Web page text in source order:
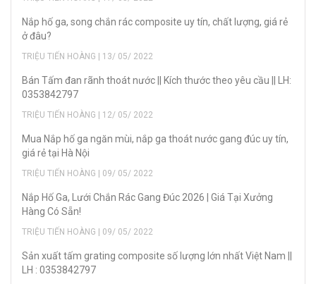
Nắp hố ga, song chắn rác composite uy tín, chất lượng, giá rẻ
ở đâu?
TRIỆU TIẾN HOÀNG | 13/ 05/ 2022
Bán Tấm đan rãnh thoát nước || Kích thước theo yêu cầu || LH:
0353842797
TRIỆU TIẾN HOÀNG | 12/ 05/ 2022
Mua Nắp hố ga ngăn mùi, nắp ga thoát nước gang đúc uy tín,
giá rẻ tại Hà Nội
TRIỆU TIẾN HOÀNG | 09/ 05/ 2022
Nắp Hố Ga, Lưới Chắn Rác Gang Đúc 2026 | Giá Tại Xưởng
Hàng Có Sẵn!
TRIỆU TIẾN HOÀNG | 09/ 05/ 2022
Sản xuất tấm grating composite số lượng lớn nhất Việt Nam ||
LH : 0353842797